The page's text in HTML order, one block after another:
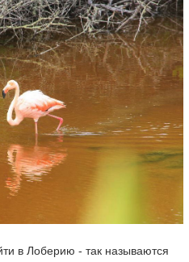
в Лоберию - так называются